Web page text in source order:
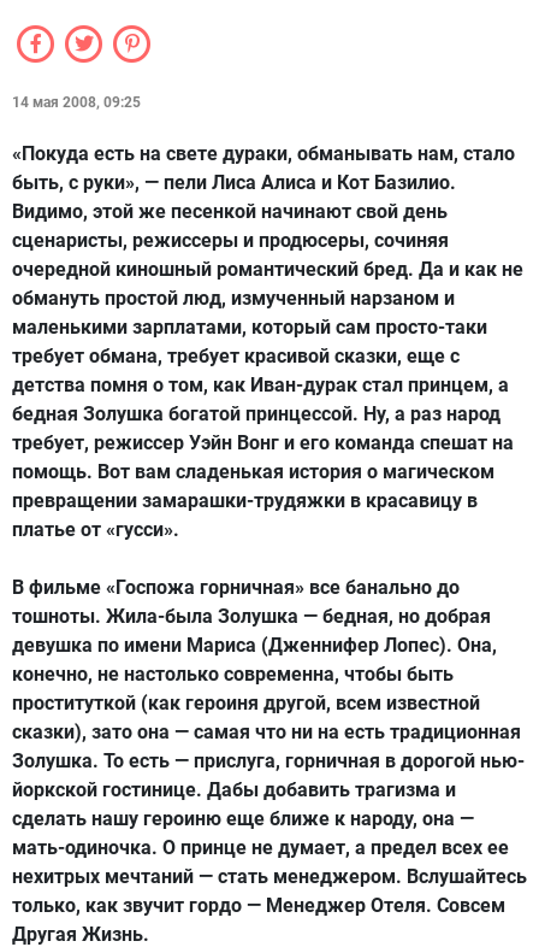
14 мая 2008, 09:25
«Покуда есть на свете дураки, обманывать нам, стало
быть, с руки», — пели Лиса Алиса и Кот Базилио.
Видимо, этой же песенкой начинают свой день
сценаристы, режиссеры и продюсеры, сочиняя
очередной киношный романтический бред. Да и как не
обмануть простой люд, измученный нарзаном и
маленькими зарплатами, который сам просто-таки
требует обмана, требует красивой сказки, еще с
детства помня о том, как Иван-дурак стал принцем, а
бедная Золушка богатой принцессой. Ну, а раз народ
требует, режиссер Уэйн Вонг и его команда спешат на
помощь. Вот вам сладенькая история о магическом
превращении замарашки-трудяжки в красавицу в
платье от «гусси».
В фильме «Госпожа горничная» все банально до
тошноты. Жила-была Золушка — бедная, но добрая
девушка по имени Мариса (Дженнифер Лопес). Она,
конечно, не настолько современна, чтобы быть
проституткой (как героиня другой, всем известной
сказки), зато она — самая что ни на есть традиционная
Золушка. То есть — прислуга, горничная в дорогой нью-
йоркской гостинице. Дабы добавить трагизма и
сделать нашу героиню еще ближе к народу, она —
мать-одиночка. О принце не думает, а предел всех ее
нехитрых мечтаний — стать менеджером. Вслушайтесь
только, как звучит гордо — Менеджер Отеля. Совсем
Другая Жизнь.